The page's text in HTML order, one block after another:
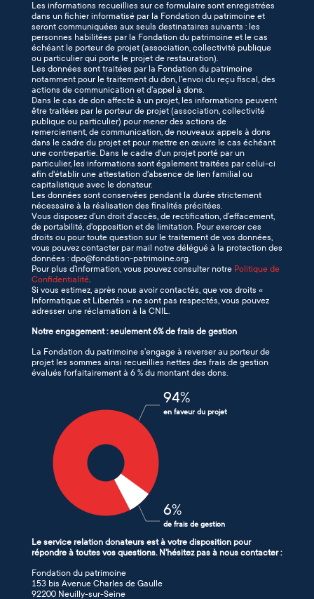
Les informations recueillies sur ce formulaire sont enregistrées
dans un fichier informatisé par la Fondation du patrimoine et
seront communiquées aux seuls destinataires suivants : les
personnes habilitées par la Fondation du patrimoine et le cas
échéant le porteur de projet (association, collectivité publique
ou particulier qui porte le projet de restauration).
Les données sont traitées par la Fondation du patrimoine
notamment pour le traitement du don, l’envoi du reçu fiscal, des
actions de communication et d’appel à dons.
Dans le cas de don affecté à un projet, les informations peuvent
être traitées par le porteur de projet (association, collectivité
publique ou particulier) pour mener des actions de
remerciement, de communication, de nouveaux appels à dons
dans le cadre du projet et pour mettre en œuvre le cas échéant
une contrepartie. Dans le cadre d'un projet porté par un
particulier, les informations sont également traitées par celui-ci
afin d'établir une attestation d'absence de lien familial ou
capitalistique avec le donateur.
Les données sont conservées pendant la durée strictement
nécessaire à la réalisation des finalités précitées.
Vous disposez d’un droit d’accès, de rectification, d’effacement,
de portabilité, d'opposition et de limitation. Pour exercer ces
droits ou pour toute question sur le traitement de vos données,
vous pouvez contacter par mail notre délégué à la protection des
données : dpo@fondation-patrimoine.org.
Pour plus d’information, vous pouvez consulter notre Politique de
Confidentialité.
Si vous estimez, après nous avoir contactés, que vos droits «
Informatique et Libertés » ne sont pas respectés, vous pouvez
adresser une réclamation à la CNIL.
Notre engagement : seulement 6% de frais de gestion
La Fondation du patrimoine s’engage à reverser au porteur de
projet les sommes ainsi recueillies nettes des frais de gestion
évalués forfaitairement à 6 % du montant des dons.
94%
en faveur du projet
6%
de frais de gestion
Le service relation donateurs est à votre disposition pour
répondre à toutes vos questions. N'hésitez pas à nous contacter :
Fondation du patrimoine
153 bis Avenue Charles de Gaulle
92200 Neuilly-sur-Seine